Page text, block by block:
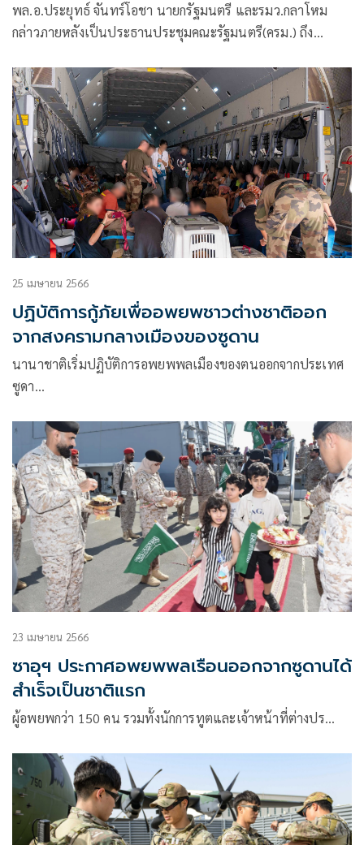
พล.อ.ประยุทธ์ จันทร์โอชา นายกรัฐมนตรี และรมว.กลาโหม
กล่าวภายหลังเป็นประธานประชุมคณะรัฐมนตรี(ครม.) ถึง
เขา เราจำเป็นต้องอพยพคนไทยที่อยู่ในซูดานกลับมา
25 เมษายน 2566
ปฏิบัติการกู้ภัยเพื่ออพยพชาวต่างชาติออก
จากสงครามกลางเมืองของซูดาน
นานาชาติเริ่มปฏิบัติการอพยพพลเมืองของตนออกจากประเทศ
ซูดา…
23 เมษายน 2566
ซาอุฯ ประกาศอพยพพลเรือนออกจากซูดานได้
สำเร็จเป็นชาติแรก
ผู้อพยพกว่า 150 คน รวมทั้งนักการทูตและเจ้าหน้าที่ต่างปร…